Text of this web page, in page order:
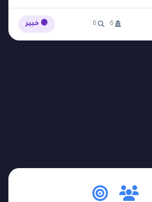
6
6 🟣 خبير